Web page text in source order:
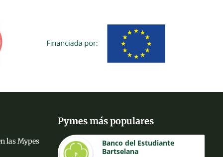
las Mypes
Pymes más populares
Banco del Estudiante
Bartselana